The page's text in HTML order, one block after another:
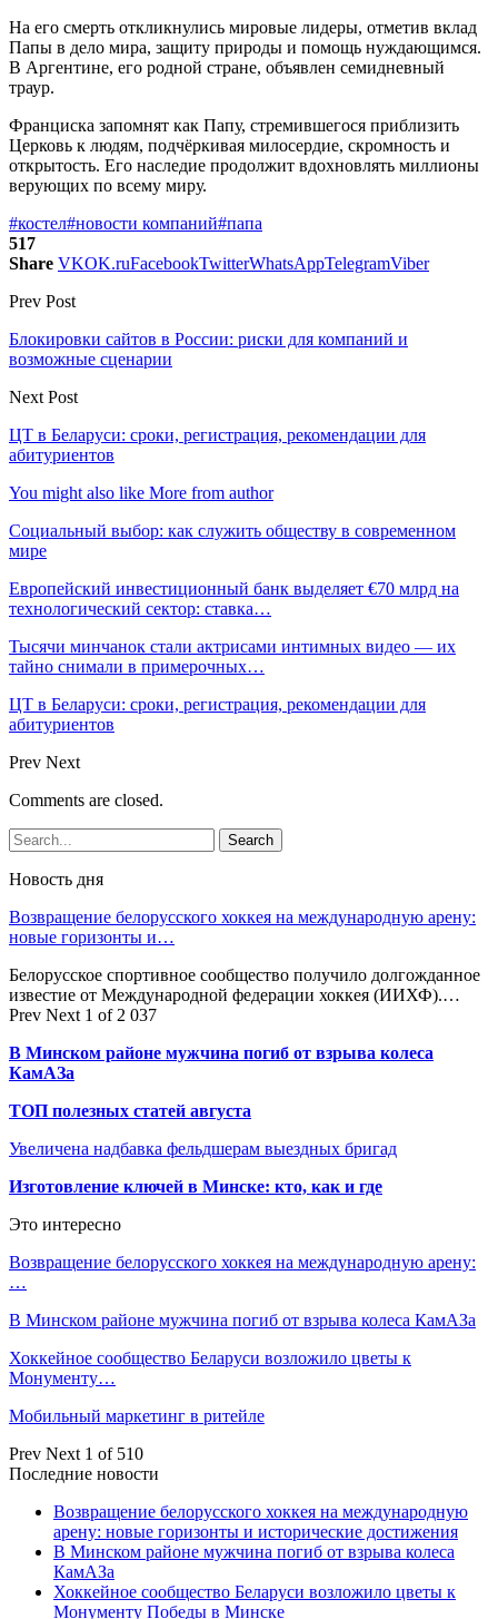
На его смерть откликнулись мировые лидеры, отметив вклад
Папы в дело мира, защиту природы и помощь нуждающимся.
В Аргентине, его родной стране, объявлен семидневный
траур.
Франциска запомнят как Папу, стремившегося приблизить
Церковь к людям, подчёркивая милосердие, скромность и
открытость. Его наследие продолжит вдохновлять миллионы
верующих по всему миру.
#костел#новости компаний#папа
517
Share VKOK.ruFacebookTwitterWhatsAppTelegramViber
Prev Post
Блокировки сайтов в России: риски для компаний и
возможные сценарии
Next Post
ЦТ в Беларуси: сроки, регистрация, рекомендации для
абитуриентов
You might also like More from author
Социальный выбор: как служить обществу в современном
мире
Европейский инвестиционный банк выделяет €70 млрд на
технологический сектор: ставка…
Тысячи минчанок стали актрисами интимных видео — их
тайно снимали в примерочных…
ЦТ в Беларуси: сроки, регистрация, рекомендации для
абитуриентов
Prev Next
Comments are closed.
Новость дня
Возвращение белорусского хоккея на международную арену:
новые горизонты и…
Белорусское спортивное сообщество получило долгожданное
известие от Международной федерации хоккея (ИИХФ).…
Prev Next 1 of 2 037
В Минском районе мужчина погиб от взрыва колеса
КамАЗа
ТОП полезных статей августа
Увеличена надбавка фельдшерам выездных бригад
Изготовление ключей в Минске: кто, как и где
Это интересно
Возвращение белорусского хоккея на международную арену:
…
В Минском районе мужчина погиб от взрыва колеса КамАЗа
Хоккейное сообщество Беларуси возложило цветы к
Монументу…
Мобильный маркетинг в ритейле
Prev Next 1 of 510
Последние новости
Возвращение белорусского хоккея на международную
арену: новые горизонты и исторические достижения
В Минском районе мужчина погиб от взрыва колеса
КамАЗа
Хоккейное сообщество Беларуси возложило цветы к
Монументу Победы в Минске